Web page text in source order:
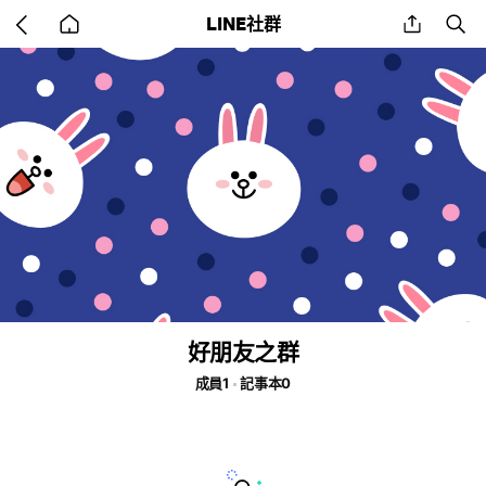
back
to
home
LINE社群 share
好朋友之群
成員1 記事本0